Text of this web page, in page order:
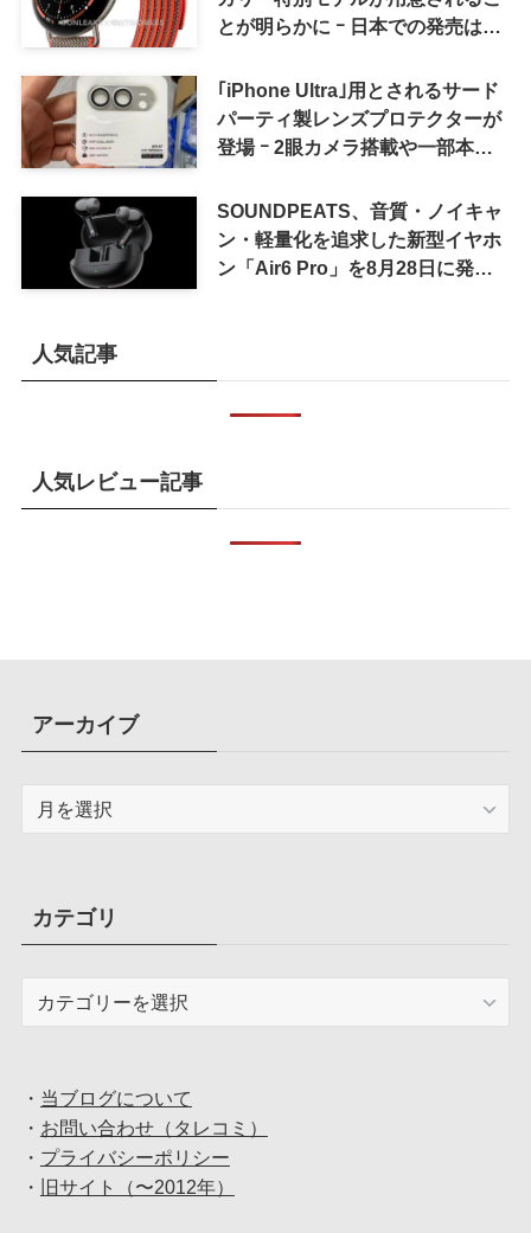
とが明らかに ｰ 日本での発売は期
｢iPhone Ultra｣用とされるサード
パーティ製レンズプロテクターが
登場 ｰ 2眼カメラ搭載や一部本体
SOUNDPEATS、音質・ノイキャ
ン・軽量化を追求した新型イヤホ
ン「Air6 Pro」を8月28日に発売
人気記事
人気レビュー記事
アーカイブ
ブカテゴリ
・ 当ブログについて
・ お問い合わせ（タレコミ）
・ プライバシーポリシー
・
旧サイト（〜2012年）